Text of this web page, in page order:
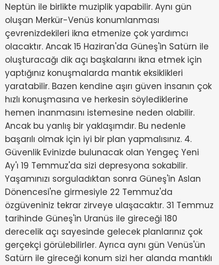
Neptün ile birlikte muziplik yapabilir. Aynı gün
oluşan Merkür-Venüs konumlanması
çevrenizdekileri ikna etmenize çok yardımcı
olacaktır. Ancak 15 Haziran'da Güneş'in Satürn ile
oluşturacağı dik açı başkalarını ikna etmek için
yaptığınız konuşmalarda mantık eksiklikleri
yaratabilir. Bazen kendine aşırı güven insanın çok
hızlı konuşmasına ve herkesin söylediklerine
hemen inanmasını istemesine neden olabilir.
Ancak bu yanlış bir yaklaşımdır. Bu nedenle
başarılı olmak için iyi bir plan yapmalısınız. 4.
Güvenlik Evinizde bulunacak olan Yengeç Yeni
Ay'ı 19 Temmuz'da sizi depresyona sokabilir.
Yaşamınızı sorguladıktan sonra Güneş'in Aslan
Dönencesi'ne girmesiyle 22 Temmuz'da
özgüveniniz tekrar zirveye ulaşacaktır. 31 Temmuz
tarihinde Güneş'in Uranüs ile gireceği 180
derecelik açı sayesinde gelecek planlarınız çok
gerçekçi görülebilirler. Ayrıca aynı gün Venüs'ün
Satürn ile gireceği konum sizi her alanda mantıklı